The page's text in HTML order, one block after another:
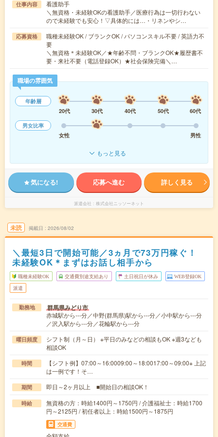
仕事内容
看護助手
＼無資格・未経験OKの看護助手／医療行為は一切行わない
ので未経験でも安心！▽具体的には…・リネンやシ…
応募資格
職種未経験OK / ブランクOK / パソコンスキル不要 / 英語力不
要
＼無資格＊未経験OK／★年齢不問・ブランクOK★履歴書不
要・来社不要（電話登録OK）★社会保険完備＼…
職場の雰囲気
年齢層
20代
30代 40代 50代
60代
男女比率
女性
男性
もっと見る
気になる! 応募へ進む 詳しく見る
派遣会社 株式会社ニッソーネット
未読 掲載日 2026/08/02
＼最短3日で開始可能／3ヵ月で73万円稼ぐ！
未経験OK＊まずはお話し相手から
職種未経験OK 交通費別途支給あり 土日祝日が休み WEB登録OK
派遣
勤務地 群馬県みどり市
赤城駅から---分／中野(群馬県)駅から---分／小中駅から---分
／沢入駅から---分／花輪駅から---分
曜日頻度
シフト制（月～日） ※平日のみなどの相談もOK ※週3なども
相談OK
時間
【シフト例】07:00～16:0009:00～18:0017:00～09:00※ 上記
は一例です！そ…
期間 即日～2ヶ月以上 ■開始日の相談OK！
時給
無資格の方：時給1400円～1750円 / 介護福祉士：時給1700
円～2125円 / 初任者以上：時給1500円～1875円
交通費